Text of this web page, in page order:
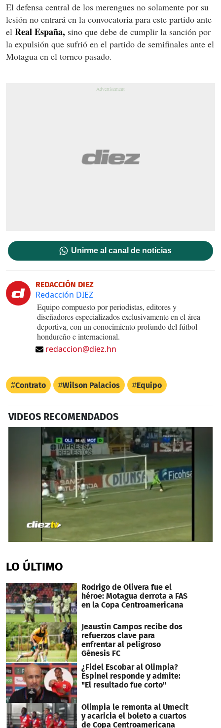
El defensa central de los merengues no solamente por su
lesión no entrará en la convocatoria para este partido ante
el Real España, sino que debe de cumplir la sanción por
la expulsión que sufrió en el partido de semifinales ante el
Motagua en el torneo pasado.
Unirme al canal de noticias
REDACCIÓN DIEZ
Redacción DIEZ
Equipo compuesto por periodistas, editores y
diseñadores especializados exclusivamente en el área
deportiva, con un conocimiento profundo del fútbol
hondureño e internacional.
redaccion@diez.hn
Contrato Wilson Palacios Equipo
VIDEOS RECOMENDADOS
of
33
LO ÚLTIMO
Rodrigo de Olivera fue el
héroe: Motagua derrota a FAS
en la Copa Centroamericana
Jeaustin Campos recibe dos
refuerzos clave para
enfrentar al peligroso
Génesis FC
¿Fidel Escobar al Olimpia?
Espinel responde y admite:
"El resultado fue corto"
Olimpia le remonta al Umecit
y acaricia el boleto a cuartos
de Copa Centroamericana